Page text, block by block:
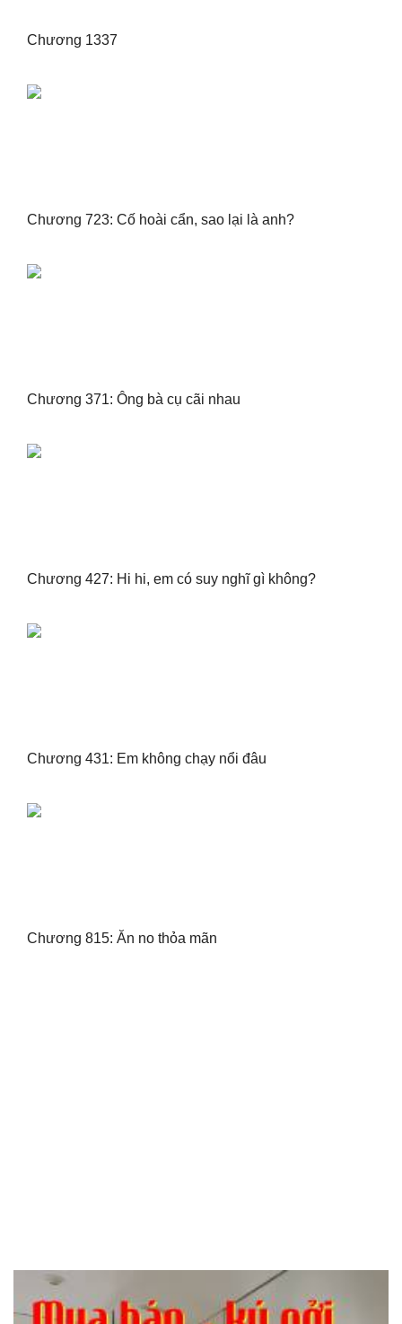
Chương 1337
Chương 723: Cố hoài cẩn, sao lại là anh?
Chương 371: Ông bà cụ cãi nhau
Chương 427: Hi hi, em có suy nghĩ gì không?
Chương 431: Em không chạy nổi đâu
Chương 815: Ăn no thỏa mãn